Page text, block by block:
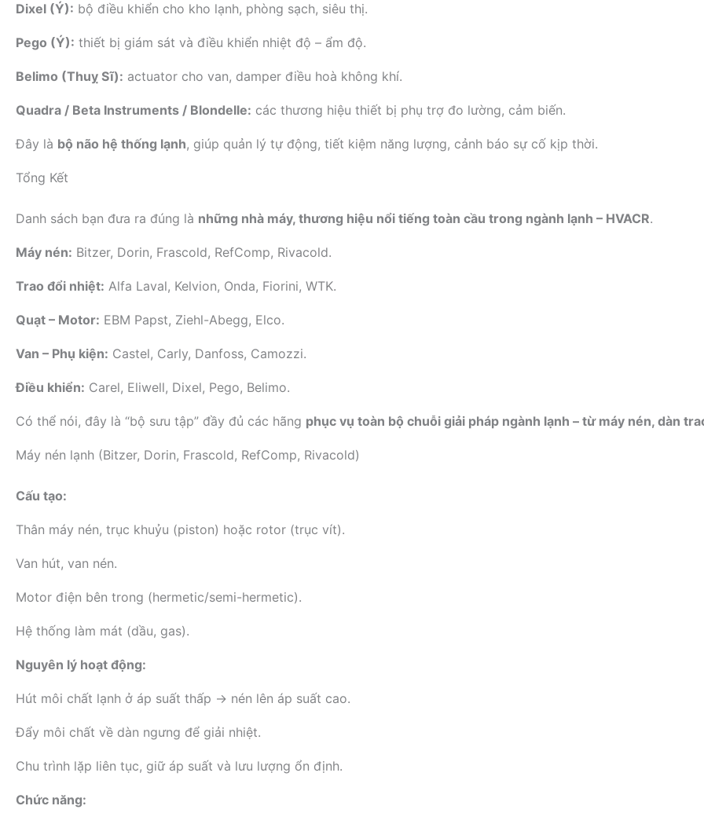
Dixel (Ý): bộ điều khiển cho kho lạnh, phòng sạch, siêu thị.
Pego (Ý): thiết bị giám sát và điều khiển nhiệt độ – ẩm độ.
Belimo (Thuỵ Sĩ): actuator cho van, damper điều hoà không khí.
Quadra / Beta Instruments / Blondelle: các thương hiệu thiết bị phụ trợ đo lường, cảm biến.
Đây là bộ não hệ thống lạnh, giúp quản lý tự động, tiết kiệm năng lượng, cảnh báo sự cố kịp thời.
Tổng Kết
Danh sách bạn đưa ra đúng là những nhà máy, thương hiệu nổi tiếng toàn cầu trong ngành lạnh – HVACR.
Máy nén: Bitzer, Dorin, Frascold, RefComp, Rivacold.
Trao đổi nhiệt: Alfa Laval, Kelvion, Onda, Fiorini, WTK.
Quạt – Motor: EBM Papst, Ziehl-Abegg, Elco.
Van – Phụ kiện: Castel, Carly, Danfoss, Camozzi.
Điều khiển: Carel, Eliwell, Dixel, Pego, Belimo.
Có thể nói, đây là “bộ sưu tập” đầy đủ các hãng phục vụ toàn bộ chuỗi giải pháp ngành lạnh – từ máy nén, dàn
Máy nén lạnh (Bitzer, Dorin, Frascold, RefComp, Rivacold)
Cấu tạo:
Thân máy nén, trục khuỷu (piston) hoặc rotor (trục vít).
Van hút, van nén.
Motor điện bên trong (hermetic/semi-hermetic).
Hệ thống làm mát (dầu, gas).
Nguyên lý hoạt động:
Hút môi chất lạnh ở áp suất thấp → nén lên áp suất cao.
Đẩy môi chất về dàn ngưng để giải nhiệt.
Chu trình lặp liên tục, giữ áp suất và lưu lượng ổn định.
Chức năng: